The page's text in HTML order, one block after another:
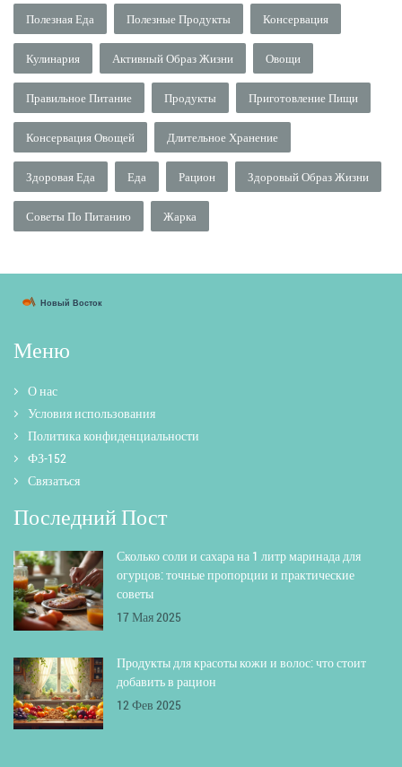
Полезная Еда Полезные Продукты Консервация
Кулинария Активный Образ Жизни Овощи
Правильное Питание Продукты Приготовление Пищи
Консервация Овощей Длительное Хранение
Здоровая Еда Еда Рацион Здоровый Образ Жизни
Советы По Питанию Жарка
Меню
О нас
Условия использования
Политика конфиденциальности
ФЗ-152
Связаться
Последний Пост
Сколько соли и сахара на 1 литр маринада для
огурцов: точные пропорции и практические
советы
17 Мая 2025
Продукты для красоты кожи и волос: что стоит
добавить в рацион
12 Фев 2025